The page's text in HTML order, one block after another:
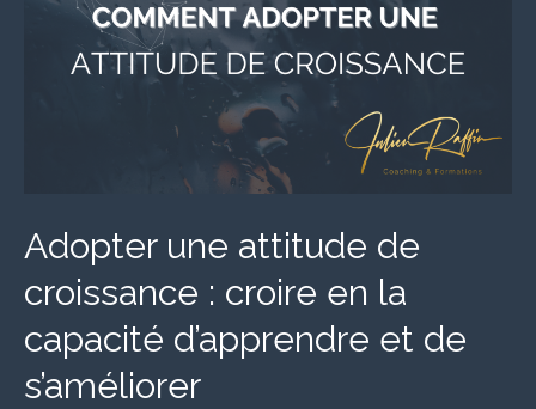
Adopter une attitude de
croissance : croire en la
capacité d’apprendre et de
s’améliorer
croissance
d’apprendre
et
de